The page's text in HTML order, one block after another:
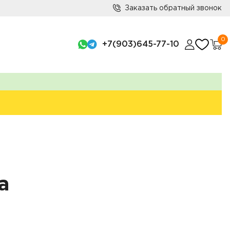
Заказать обратный звонок
+7(903)645-77-10
0